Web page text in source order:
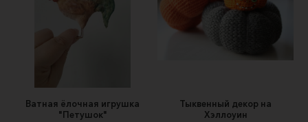
Ватная ёлочная игрушка
"Петушок"
Тыквенный декор на
Хэллоуин